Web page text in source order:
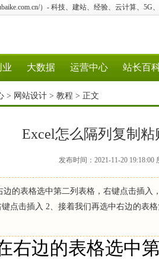
）- 科技、建站、经验、云计算、5G
业 大数据 运营中心 站长百
> 网站设计 > 教程 > 正文
Excel怎么隔列复制
发布时间：2021-11-20
边的表格选中第二列表格，右键点击插
点击插入 2、接着我们再选中右边的表
右边的表格选中